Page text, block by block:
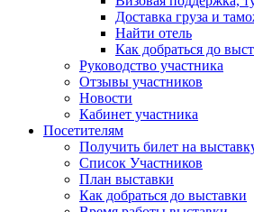
Доставка груза и
Найти отель
Как добраться до
Руководство участника
Отзывы участников
Новости
Кабинет участника
Посетителям
Получить билет на
Список Участников
План выставки
Как добраться до выставки